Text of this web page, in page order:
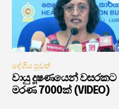
දේශීය පුවත්
වායු දූෂණයෙන් වසරකට
මරණ 7000ක් (VIDEO)